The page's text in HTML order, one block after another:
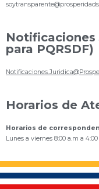
s
Notificaciones
para PQRSDF)
Horarios de
Horarios de
Lunes a viernes 8:00 a.m a